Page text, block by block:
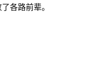
各路前辈。